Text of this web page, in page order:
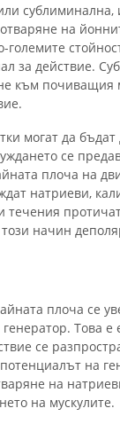
на
големите
за действие.
към почиващия
могат да
се
плоча на
натриеви,
течения
начин
плоча се
Това е
се
на
на
на мускулите.